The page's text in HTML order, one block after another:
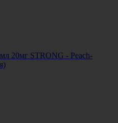
20мг STRONG - Peach-